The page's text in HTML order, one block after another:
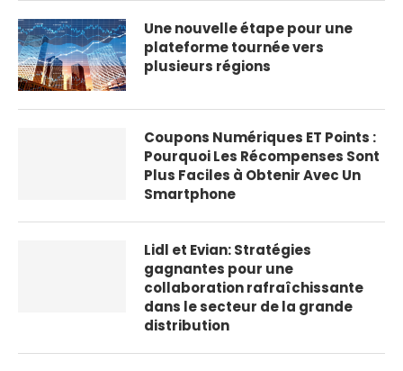
Une nouvelle étape pour une
plateforme tournée vers
plusieurs régions
Coupons Numériques ET Points :
Pourquoi Les Récompenses Sont
Plus Faciles à Obtenir Avec Un
Smartphone
Lidl et Evian: Stratégies
gagnantes pour une
collaboration rafraîchissante
dans le secteur de la grande
distribution